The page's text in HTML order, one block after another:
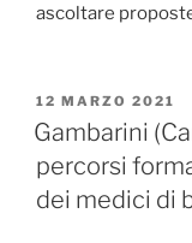
ascoltare
PUBBLICATO
IL
12 MARZO 2021
Gambarini
percorsi
dei medici di